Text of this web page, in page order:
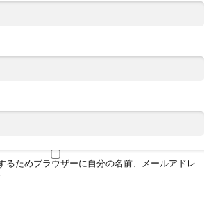
るためブラウザーに自分の名前、メールアドレ